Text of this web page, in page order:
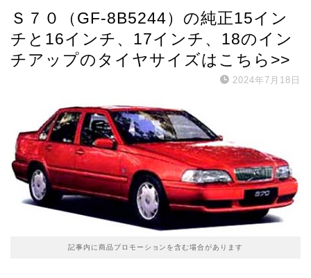
Ｓ７０（GF-8B5244）の純正15イン
チと16インチ、17インチ、18のイン
チアップのタイヤサイズはこちら>>
2024年7月18日
記事内に商品プロモーションを含む場合があります